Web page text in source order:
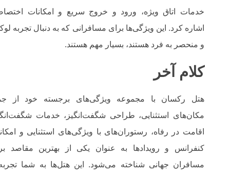
خدمات اتاق ویژه، ورود و خروج سریع و امکانات
اشاره کرد. این ویژگی‌ها برای مسافرانی که به دنبال تجربه
و منحصر به فرد هستند، بسیار مهم هستند.
کلام آخر
هتل رکسان با مجموعه ویژگی‌های برجسته خود از
مکان‌های استثنایی، طراحی شگفت‌انگیز، خدمات
اقامت در رفاه، رستوران‌های با ویژگی‌های استثنایی و
کنفرانس و رویدادها به عنوان یکی از بهترین مقاصد
مسافران جهانی شناخته می‌شود. این هتل‌ها به شما